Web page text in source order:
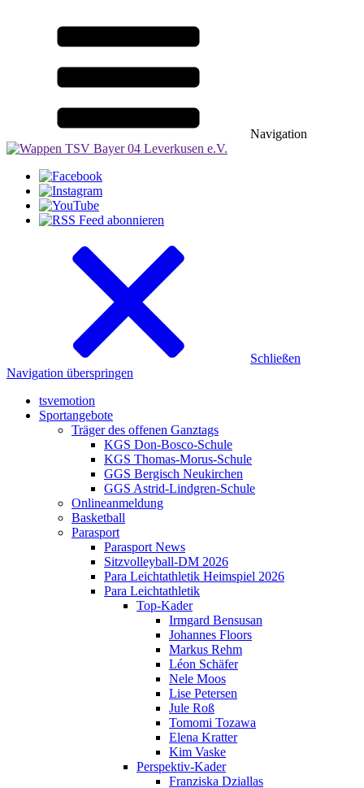
Navigation
Schließen
Navigation überspringen
tsvemotion
Sportangebote
Träger des offenen Ganztags
KGS Don-Bosco-Schule
KGS Thomas-Morus-Schule
GGS Bergisch Neukirchen
GGS Astrid-Lindgren-Schule
Onlineanmeldung
Basketball
Parasport
Parasport News
Sitzvolleyball-DM 2026
Para Leichtathletik Heimspiel 2026
Para Leichtathletik
Top-Kader
Irmgard Bensusan
Johannes Floors
Markus Rehm
Léon Schäfer
Nele Moos
Lise Petersen
Jule Roß
Tomomi Tozawa
Elena Kratter
Kim Vaske
Perspektiv-Kader
Franziska Dziallas